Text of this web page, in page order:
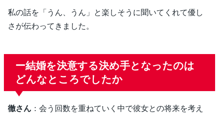
私の話を「うん、うん」と楽しそうに聞いてくれて優し
さが伝わってきました。
ー結婚を決意する決め手となったのは
どんなところでしたか
徹さん ：会う回数を重ねていく中で彼女との将来を考え